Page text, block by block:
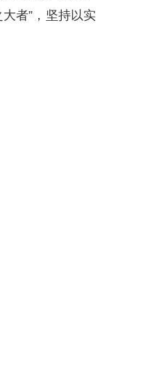
者”，坚持以实